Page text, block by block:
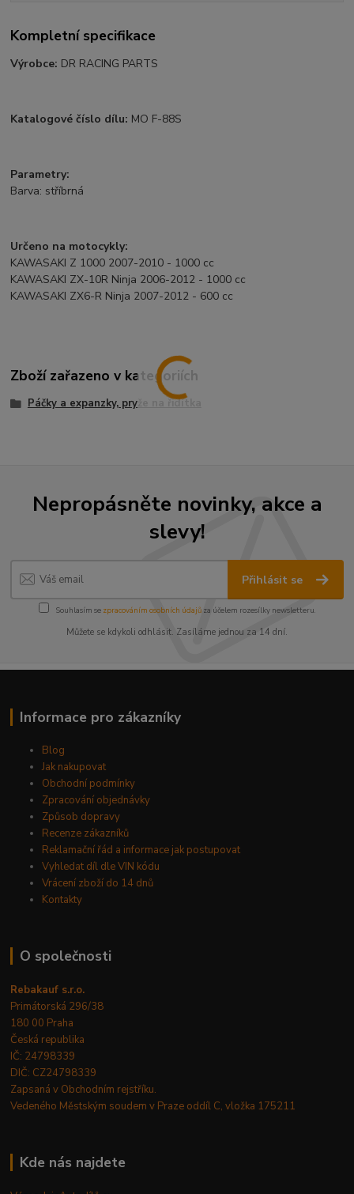
Kompletní specifikace
Výrobce: DR RACING PARTS
Katalogové číslo dílu: MO F-88S
Parametry:
Barva: stříbrná
Určeno na motocykly:
KAWASAKI Z 1000 2007-2010 - 1000 cc
KAWASAKI ZX-10R Ninja 2006-2012 - 1000 cc
KAWASAKI ZX6-R Ninja 2007-2012 - 600 cc
Zboží zařazeno v kategoriích
Páčky a expanzky, pryže na řidítka
Nepropásněte novinky, akce a
slevy!
Přihlásit se
Souhlasím se zpracováním osobních údajůza účelem rozesílky newsletteru.
Můžete se kdykoli odhlásit. Zasíláme jednou za 14 dní.
Informace pro zákazníky
Blog
Jak nakupovat
Obchodní podmínky
Zpracování objednávky
Způsob dopravy
Recenze zákazníků
Reklamační řád a informace jak postupovat
Vyhledat díl dle VIN kódu
Vrácení zboží do 14 dnů
Kontakty
O společnosti
Rebakauf s.r.o.
Primátorská 296/38
180 00 Praha
Česká republika
IČ: 24798339
DIČ: CZ24798339
Zapsaná v Obchodním rejstříku.
Vedeného Městským soudem v Praze oddíl C, vložka 175211
Kde nás najdete